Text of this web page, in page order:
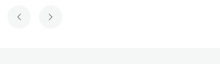
IEPRIEKŠĒJAIS SLAIDS
NĀKAMAIS SLAIDS